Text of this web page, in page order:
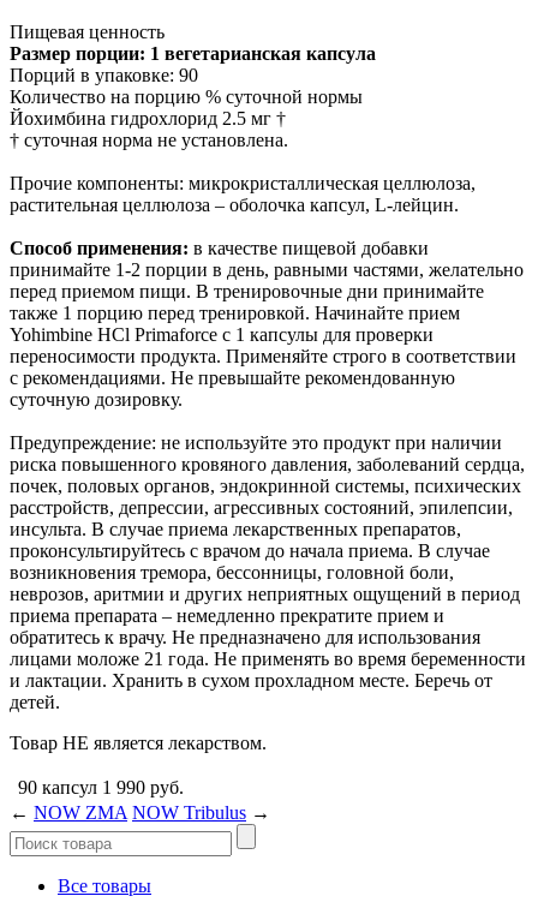
Пищевая ценность
Размер порции: 1 вегетарианская капсула
Порций в упаковке: 90
Количество на порцию % суточной нормы
Йохимбина гидрохлорид 2.5 мг †
† суточная норма не установлена.
Прочие компоненты: микрокристаллическая целлюлоза,
растительная целлюлоза – оболочка капсул, L-лейцин.
Способ применения: в качестве пищевой добавки
принимайте 1-2 порции в день, равными частями, желательно
перед приемом пищи. В тренировочные дни принимайте
также 1 порцию перед тренировкой. Начинайте прием
Yohimbine HCl Primaforce с 1 капсулы для проверки
переносимости продукта. Применяйте строго в соответствии
с рекомендациями. Не превышайте рекомендованную
суточную дозировку.
Предупреждение: не используйте это продукт при наличии
риска повышенного кровяного давления, заболеваний сердца,
почек, половых органов, эндокринной системы, психических
расстройств, депрессии, агрессивных состояний, эпилепсии,
инсульта. В случае приема лекарственных препаратов,
проконсультируйтесь с врачом до начала приема. В случае
возникновения тремора, бессонницы, головной боли,
неврозов, аритмии и других неприятных ощущений в период
приема препарата – немедленно прекратите прием и
обратитесь к врачу. Не предназначено для использования
лицами моложе 21 года. Не применять во время беременности
и лактации. Хранить в сухом прохладном месте. Беречь от
детей.
Товар НЕ является лекарством.
90 капсул 1 990 руб.
← NOW ZMA NOW Tribulus →
Все товары